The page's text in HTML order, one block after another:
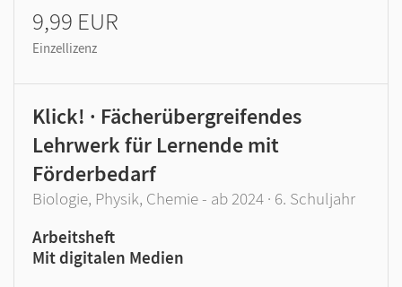
9,99 EUR
Einzellizenz
Klick! · Fächerübergreifendes
Lehrwerk für Lernende mit
Förderbedarf
Biologie, Physik, Chemie - ab 2024 · 6. Schuljahr
Arbeitsheft
Mit digitalen Medien